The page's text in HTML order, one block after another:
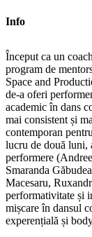
Info
Început ca un
program de
Space and
de-a oferi
academic în dans
mai consistent și
contemporan
lucru de două luni,
performere
Smaranda
Macesaru,
performativitate și
mișcare în dansul
experențială și